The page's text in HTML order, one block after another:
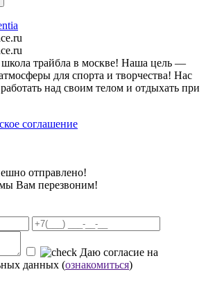
школа трайбла в москве! Наша цель —
для спорта и творчества! Нас
над своим телом и отдыхать при
соглашение
отправлено!
Вам перезвоним!
Даю согласие на
данных (ознакомиться)